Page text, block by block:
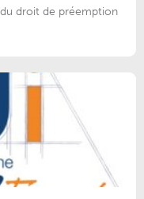
droit de préemption